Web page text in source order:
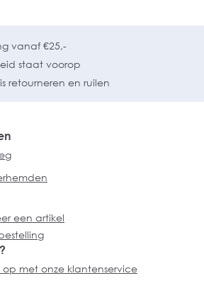
vanaf €25,-
staat voorop
retourneren en ruilen
een artikel
met onze klantenservice